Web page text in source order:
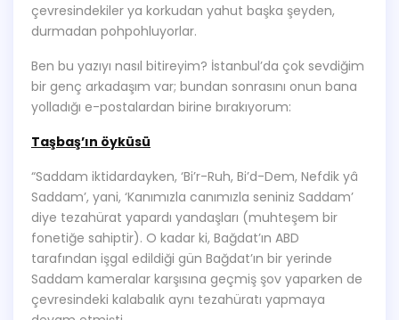
çevresindekiler ya korkudan yahut başka şeyden,
durmadan pohpohluyorlar.
Ben bu yazıyı nasıl bitireyim? İstanbul’da çok sevdiğim
bir genç arkadaşım var; bundan sonrasını onun bana
yolladığı e-postalardan birine bırakıyorum:
Taşbaş’ın öyküsü
“Saddam iktidardayken, ‘Bi’r-Ruh, Bi’d-Dem, Nefdik yâ
Saddam’, yani, ‘Kanımızla canımızla seniniz Saddam’
diye tezahürat yapardı yandaşları (muhteşem bir
fonetiğe sahiptir). O kadar ki, Bağdat’ın ABD
tarafından işgal edildiği gün Bağdat’ın bir yerinde
Saddam kameralar karşısına geçmiş şov yaparken de
çevresindeki kalabalık aynı tezahüratı yapmaya